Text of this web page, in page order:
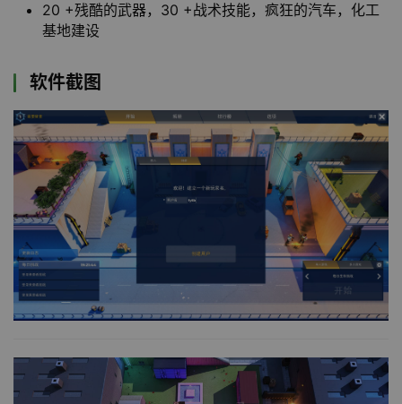
20 +残酷的武器，30 +战术技能，疯狂的汽车，化工
基地建设
软件截图